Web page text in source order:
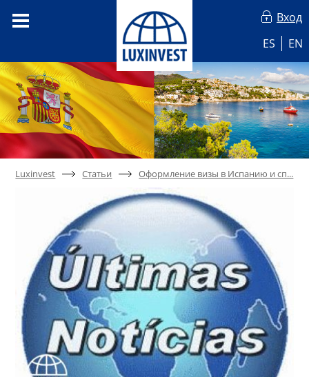
Вход
ES
EN
Luxinvest Статьи Оформление визы в Испанию и сп...